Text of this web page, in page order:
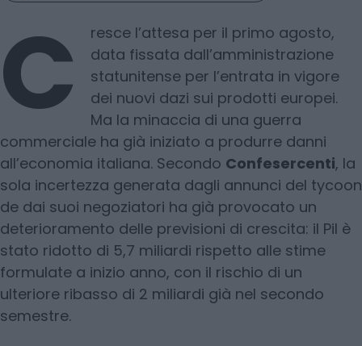
C
resce l’attesa per il primo agosto,
data fissata dall’amministrazione
statunitense per l’entrata in vigore
dei nuovi dazi sui prodotti europei.
Ma la minaccia di una guerra
commerciale ha già iniziato a produrre danni
all’economia italiana. Secondo Confesercenti, la
sola incertezza generata dagli annunci del tycoon
de dai suoi negoziatori ha già provocato un
deterioramento delle previsioni di crescita: il Pil è
stato ridotto di 5,7 miliardi rispetto alle stime
formulate a inizio anno, con il rischio di un
ulteriore ribasso di 2 miliardi già nel secondo
semestre.